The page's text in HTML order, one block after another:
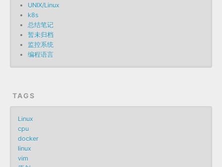
UNIX/Linux
k8s
总结笔记
暂未归档
监控系统
编程语言
TAGS
Linux
cpu
docker
linux
vim